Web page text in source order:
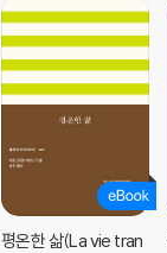
평온한 삶(La vie tran